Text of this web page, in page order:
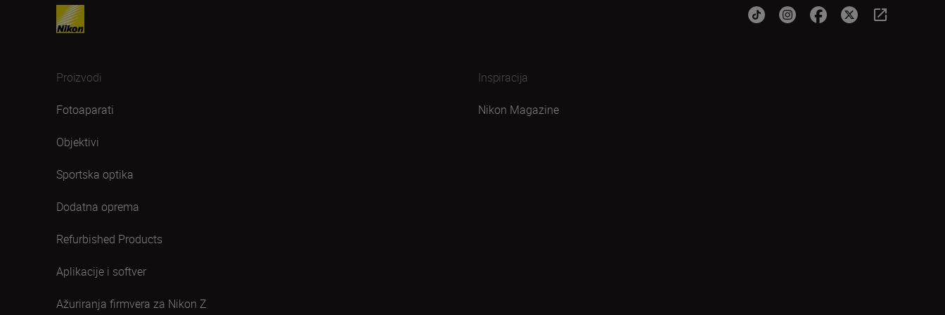
Proizvodi
Fotoaparati
Objektivi
Sportska optika
Dodatna oprema
Refurbished Products
Aplikacije i softver
Ažuriranja firmvera za Nikon Z
Inspiracija
Nikon Magazine